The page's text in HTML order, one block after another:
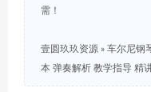
需！
壹圆玖玖资源 » 车尔尼钢
本 弹奏解析 教学指导 精